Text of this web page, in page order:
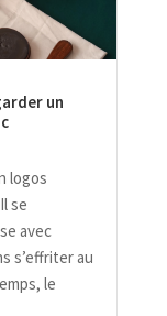
un
logos
se
avec
s’effriter au
le